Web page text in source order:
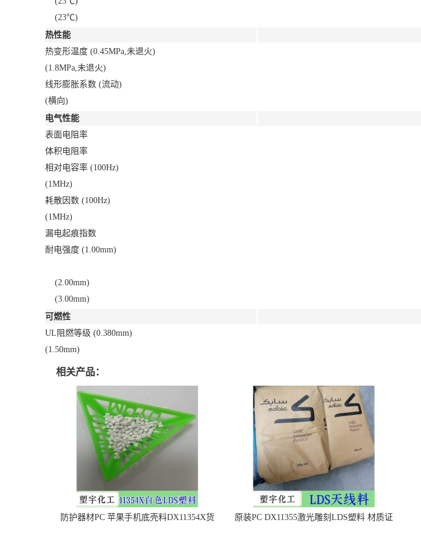
(23℃)
热性能
热变形温度 (0.45MPa,未退火)
(1.8MPa,未退火)
线形膨胀系数 (流动)
(横向)
电气性能
表面电阻率
体积电阻率
相对电容率 (100Hz)
(1MHz)
耗散因数 (100Hz)
(1MHz)
漏电起痕指数
耐电强度 (1.00mm)
(2.00mm)
(3.00mm)
可燃性
UL阻燃等级 (0.380mm)
(1.50mm)
相关产品：
防护器材PC 苹果手机底壳料DX11354X货
原装PC DX11355激光雕刻LDS塑料 材质证